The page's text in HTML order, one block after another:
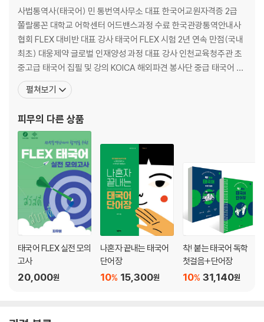
사법통역사(태국어) 민 통번역사무소 대표 한국어교원자격증 2급
쭐랄롱꼰 대학교 어학센터 어드밴스과정 수료 한국관광통역안내사
협회 FLEX 대비반 대표 강사 태국어 FLEX 시험 2년 연속 만점(국내
최초) 대웅제약 글로벌 인재양성 과정 대표 강사 인천교육청주관 초
중고급 태국어 집필 및 강의 KOICA 해외파견 봉사단 중급 태국어 강
사 SBS 이웃집찰스 태국편 영상번역 EBS 세계테마기행 태국편 큐
레이터 및 코디네이터 채널A 강철지구 태국편 코디네이터 2025 한
등 통번역 다수 유튜브 '피무쌤'
펼쳐보기
피무의 다른 상품
태국어 FLEX 실전 모의
고사
20,000원
나혼자 끝내는 태국어
단어장
15,300원
10%
착! 붙는 태국어 독학
첫걸음+단어장
31,140원
10%